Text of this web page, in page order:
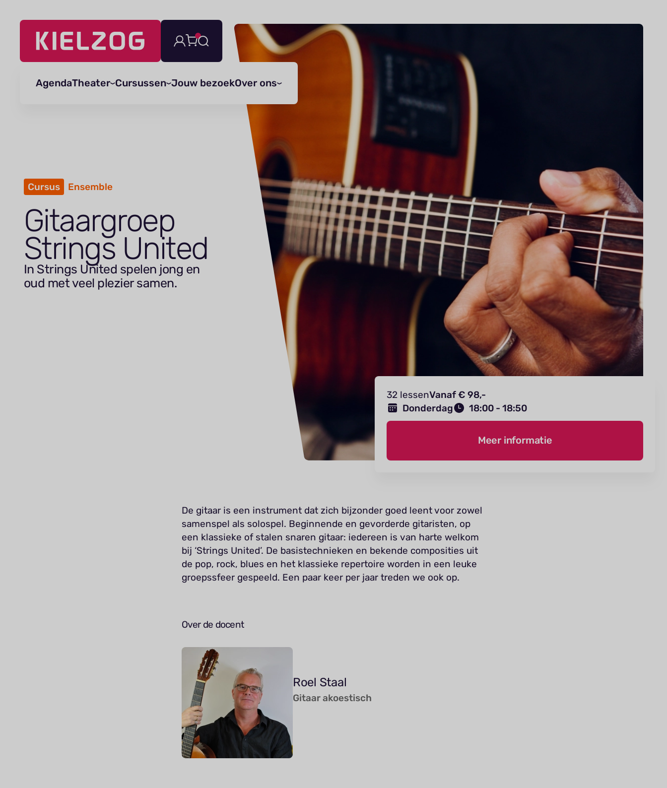
Navigatie
AgendaTheater Cursussen Jouw bezoekOver ons
Cursus Ensemble
Gitaargroep
Strings United
In Strings United spelen jong en
oud met veel plezier samen.
32 lessenVanaf € 98,-
Donderdag
18:00 - 18:50
Meer informatie
De gitaar is een instrument dat zich bijzonder goed leent voor zowel
samenspel als solospel. Beginnende en gevorderde gitaristen, op
een klassieke of stalen snaren gitaar: iedereen is van harte welkom
bij ‘Strings United’. De basistechnieken en bekende composities uit
de pop, rock, blues en het klassieke repertoire worden in een leuke
groepssfeer gespeeld. Een paar keer per jaar treden we ook op.
Over de docent
Roel Staal
Gitaar akoestisch